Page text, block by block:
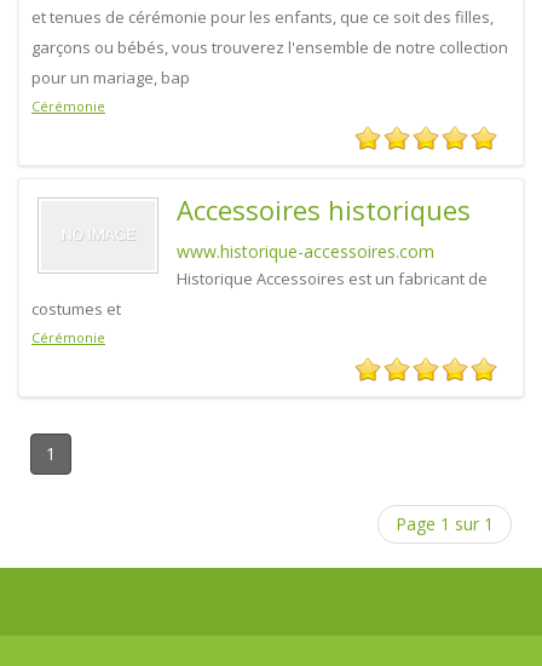
et tenues de cérémonie pour les enfants, que ce soit des filles,
garçons ou bébés, vous trouverez l'ensemble de notre collection
pour un mariage, bap
Cérémonie
Accessoires historiques
www.historique-accessoires.com
Historique Accessoires est un fabricant de
costumes et
Cérémonie
1
Page 1 sur 1